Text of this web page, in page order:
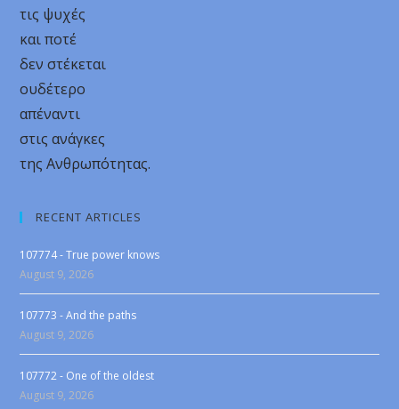
τις ψυχές
και ποτέ
δεν στέκεται
ουδέτερο
απέναντι
στις ανάγκες
της Ανθρωπότητας.
RECENT ARTICLES
107774 - True power knows
August 9, 2026
107773 - And the paths
August 9, 2026
107772 - One of the oldest
August 9, 2026